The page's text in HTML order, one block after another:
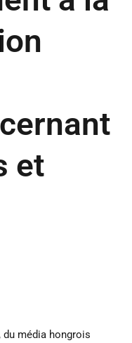
et
du média hongrois